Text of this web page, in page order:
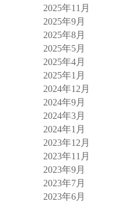
2025年11月
2025年9月
2025年8月
2025年5月
2025年4月
2025年1月
2024年12月
2024年9月
2024年3月
2024年1月
2023年12月
2023年11月
2023年9月
2023年7月
2023年6月